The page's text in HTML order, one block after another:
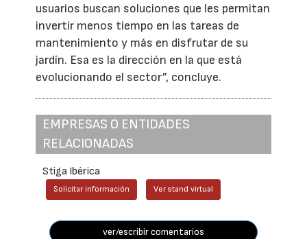
usuarios buscan soluciones que les permitan
invertir menos tiempo en las tareas de
mantenimiento y más en disfrutar de su
jardín. Esa es la dirección en la que está
evolucionando el sector”, concluye.
EMPRESAS O ENTIDADES
RELACIONADAS
Stiga Ibérica
Solicitar información Ver stand virtual
ver/escribir comentarios